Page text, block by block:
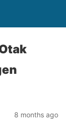
8 months ago